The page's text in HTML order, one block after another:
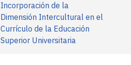
Incorporación de la
Dimensión Intercultural en el
Currículo de la Educación
Superior Universitaria